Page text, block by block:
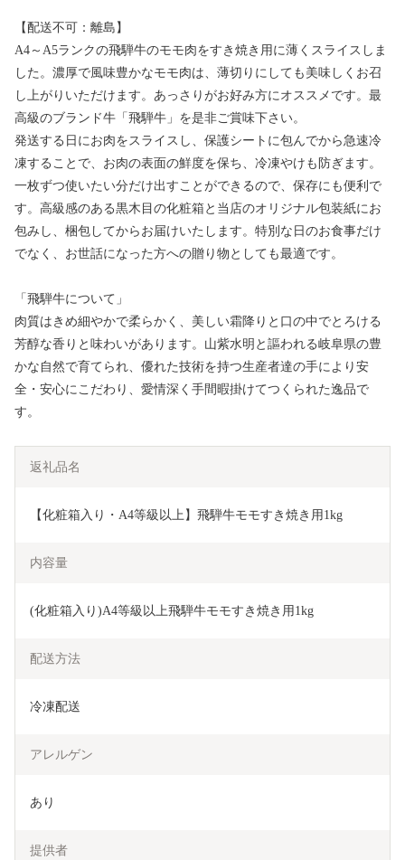
【配送不可：離島】
A4～A5ランクの飛騨牛のモモ肉をすき焼き用に薄くスライスしま
した。濃厚で風味豊かなモモ肉は、薄切りにしても美味しくお召
し上がりいただけます。あっさりがお好み方にオススメです。最
高級のブランド牛「飛騨牛」を是非ご賞味下さい。
発送する日にお肉をスライスし、保護シートに包んでから急速冷
凍することで、お肉の表面の鮮度を保ち、冷凍やけも防ぎます。
一枚ずつ使いたい分だけ出すことができるので、保存にも便利で
す。高級感のある黒木目の化粧箱と当店のオリジナル包装紙にお
包みし、梱包してからお届けいたします。特別な日のお食事だけ
でなく、お世話になった方への贈り物としても最適です。
「飛騨牛について」
肉質はきめ細やかで柔らかく、美しい霜降りと口の中でとろける
芳醇な香りと味わいがあります。山紫水明と謳われる岐阜県の豊
かな自然で育てられ、優れた技術を持つ生産者達の手により安
全・安心にこだわり、愛情深く手間暇掛けてつくられた逸品で
す。
返礼品名
【化粧箱入り・A4等級以上】飛騨牛モモすき焼き用1kg
内容量
(化粧箱入り)A4等級以上飛騨牛モモすき焼き用1kg
配送方法
冷凍配送
アレルゲン
あり
提供者